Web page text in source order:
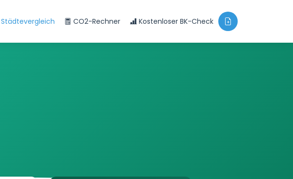
Städtevergleich CO2-Rechner Kostenloser BK-Check